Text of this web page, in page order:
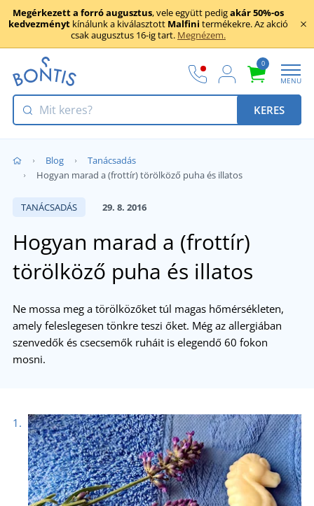
Megérkezett a forró augusztus, vele együtt pedigakár 50%-os
kedvezményt kínálunk a kiválasztott Malfini termékekre. Az akció
csak augusztus 16-ig tart. Megnézem.
0
MENU
KERES
Blog
Tanácsadás
Hogyan marad a (frottír) törölköző puha és illatos
TANÁCSADÁS 29. 8. 2016
Hogyan marad a (frottír)
törölköző puha és illatos
Ne mossa meg a törölközőket túl magas hőmérsékleten,
amely feleslegesen tönkre teszi őket. Még az allergiában
szenvedők és csecsemők ruháit is elegendő 60 fokon
mosni.